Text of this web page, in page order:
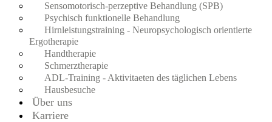
Sensomotorisch-perzeptive Behandlung (SPB)
Psychisch funktionelle Behandlung
Hirnleistungstraining - Neuropsychologisch orientierte
Ergotherapie
Handtherapie
Schmerztherapie
ADL-Training - Aktivitaeten des täglichen Lebens
Hausbesuche
Über uns
Karriere